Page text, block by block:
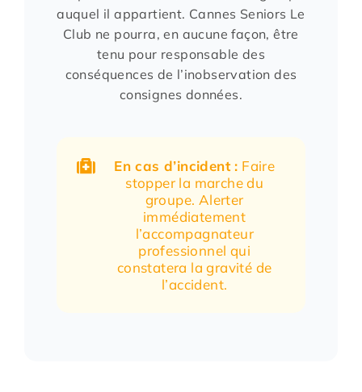
auquel il appartient. Cannes Seniors Le
Club ne pourra, en aucune façon, être
tenu pour responsable des
conséquences de l’inobservation des
consignes données.
En cas d’incident : Faire
stopper la marche du
groupe. Alerter
immédiatement
l’accompagnateur
professionnel qui
constatera la gravité de
l’accident.